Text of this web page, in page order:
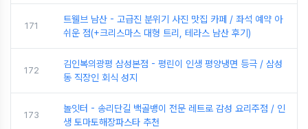
171
트웰브 남산 - 고급진 분위기 사진 맛집 카페 / 좌석 예약 아
쉬운 점(+크리스마스 대형 트리, 테라스 남산 후기)
172
김인복의광평 삼성본점 - 평린이 인생 평양냉면 등극 / 삼성
동 직장인 회식 성지
173
놀잇터 - 송리단길 백골뱅이 전문 레트로 감성 요리주점 / 인
생 토마토해장파스타 추천